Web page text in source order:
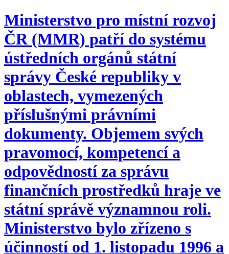
Ministerstvo pro místní rozvoj
ČR (MMR) patří do systému
ústředních orgánů státní
správy České republiky v
oblastech, vymezených
příslušnými právními
dokumenty. Objemem svých
pravomocí, kompetencí a
odpovědností za správu
finančních prostředků hraje ve
státní správě významnou roli.
Ministerstvo bylo zřízeno s
účinností od 1. listopadu 1996 a